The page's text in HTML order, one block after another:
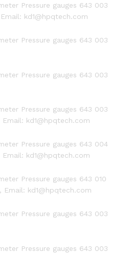
Pressure gauges 643 003
kd1@hpqtech.com
Pressure gauges 643 003
Pressure gauges 643 003
Pressure gauges 643 003
Email: kd1@hpqtech.com
Pressure gauges 643 004
Email: kd1@hpqtech.com
Pressure gauges 643 010
Email: kd1@hpqtech.com
Pressure gauges 643 003
Pressure gauges 643 003